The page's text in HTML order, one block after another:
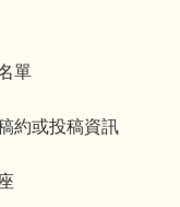
單
約或投稿資訊